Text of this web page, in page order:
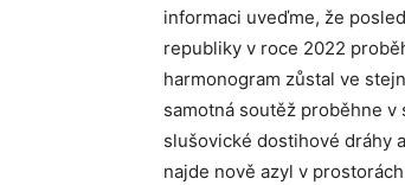
informaci uveďme, že
republiky v roce 2022
harmonogram zůstal ve
samotná soutěž proběhne
slušovické dostihové dráhy
najde nově azyl v